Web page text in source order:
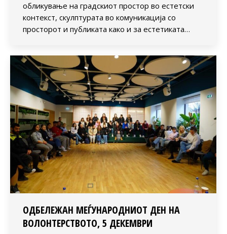
обликување на градскиот простор во естетски
контекст, скулптурата во комуникација со
просторот и публиката како и за естетиката…
ОДБЕЛЕЖАН МЕЃУНАРОДНИОТ ДЕН НА
ВОЛОНТЕРСТВОТО, 5 ДЕКЕМВРИ